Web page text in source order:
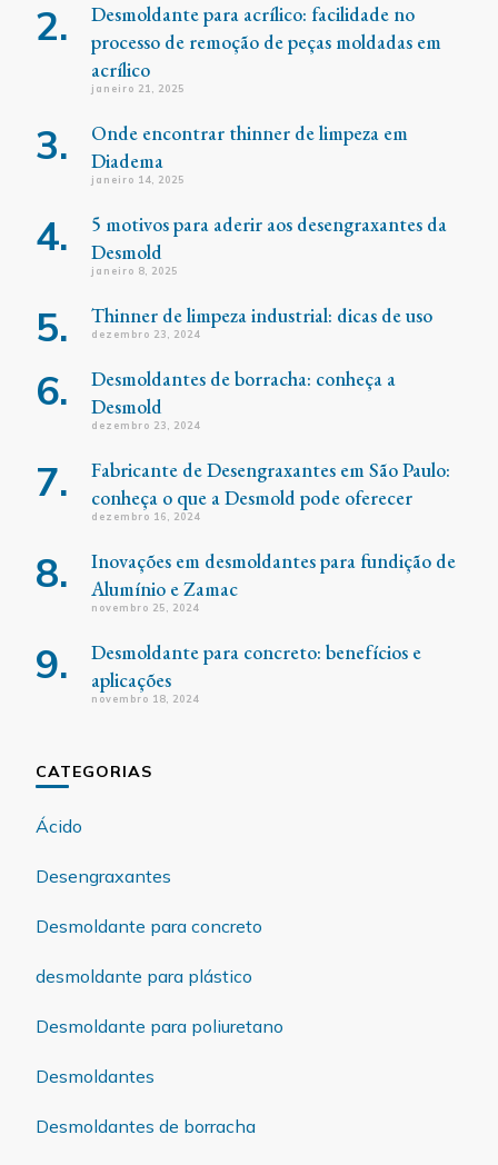
Desmoldante para acrílico: facilidade no
processo de remoção de peças moldadas em
acrílico
janeiro 21, 2025
Onde encontrar thinner de limpeza em
Diadema
janeiro 14, 2025
5 motivos para aderir aos desengraxantes da
Desmold
janeiro 8, 2025
Thinner de limpeza industrial: dicas de uso
dezembro 23, 2024
Desmoldantes de borracha: conheça a
Desmold
dezembro 23, 2024
Fabricante de Desengraxantes em São Paulo:
conheça o que a Desmold pode oferecer
dezembro 16, 2024
Inovações em desmoldantes para fundição de
Alumínio e Zamac
novembro 25, 2024
Desmoldante para concreto: benefícios e
aplicações
novembro 18, 2024
CATEGORIAS
Ácido
Desengraxantes
Desmoldante para concreto
desmoldante para plástico
Desmoldante para poliuretano
Desmoldantes
Desmoldantes de borracha